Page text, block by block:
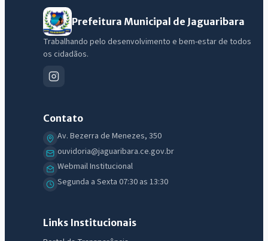
Prefeitura Municipal de Jaguaribara
Trabalhando pelo desenvolvimento e bem-estar de todos
os cidadãos.
Contato
Av. Bezerra de Menezes, 350
ouvidoria@jaguaribara.ce.gov.br
Webmail Institucional
Segunda a Sexta 07:30 as 13:30
Links Institucionais
Assistente do Portal
Olá. Pergunte sobre serviços, notícias, legislação, Diário Oficial,
licitações, estrutura ou transparência do município.
Licitações abertas Carta de serviços